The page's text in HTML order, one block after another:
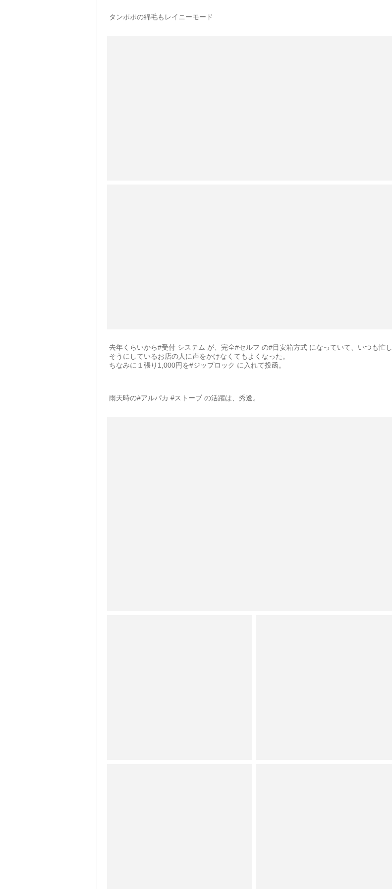
タンポポの綿毛もレイニーモード
去年くらいから#受付 システム が、完全#セルフ の#目安箱方式 になっていて、いつも忙し
そうにしているお店の人に声をかけなくてもよくなった。
ちなみに１張り1,000円を#ジップロック に入れて投函。
雨天時の#アルパカ #ストーブ の活躍は、秀逸。